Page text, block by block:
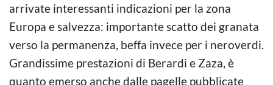
arrivate interessanti indicazioni per la zona
Europa e salvezza: importante scatto dei granata
verso la permanenza, beffa invece per i neroverdi.
Grandissime prestazioni di Berardi e Zaza, è
quanto emerso anche dalle pagelle pubblicate